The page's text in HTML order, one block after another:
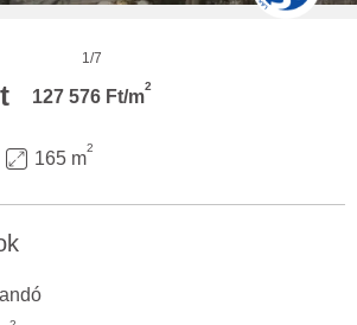
1/7
127 576 Ft/m
2
165 m
2